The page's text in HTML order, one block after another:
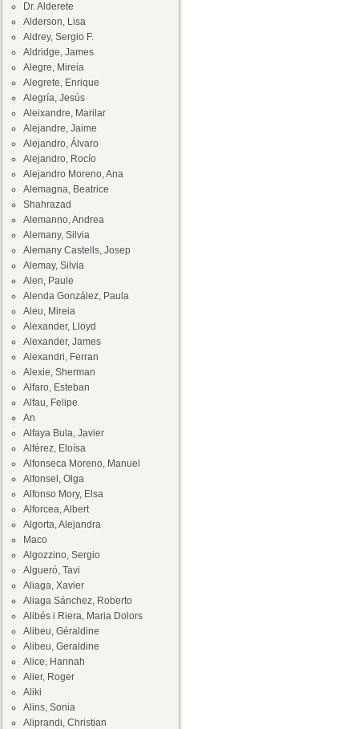
Dr. Alderete
Alderson, Lisa
Aldrey, Sergio F.
Aldridge, James
Alegre, Mireia
Alegrete, Enrique
Alegría, Jesús
Aleixandre, Marilar
Alejandre, Jaime
Alejandro, Álvaro
Alejandro, Rocío
Alejandro Moreno, Ana
Alemagna, Beatrice
Shahrazad
Alemanno, Andrea
Alemany, Silvia
Alemany Castells, Josep
Alemay, Silvia
Alen, Paule
Alenda González, Paula
Aleu, Mireia
Alexander, Lloyd
Alexander, James
Alexandri, Ferran
Alexie, Sherman
Alfaro, Esteban
Alfau, Felipe
An
Alfaya Bula, Javier
Alférez, Eloísa
Alfonseca Moreno, Manuel
Alfonsel, Olga
Alfonso Mory, Elsa
Alforcea, Albert
Algorta, Alejandra
Maco
Algozzino, Sergio
Algueró, Tavi
Aliaga, Xavier
Aliaga Sánchez, Roberto
Alibés i Riera, Maria Dolors
Alibeu, Géraldine
Alibeu, Geraldine
Alice, Hannah
Alier, Roger
Aliki
Alins, Sonia
Aliprandi, Christian